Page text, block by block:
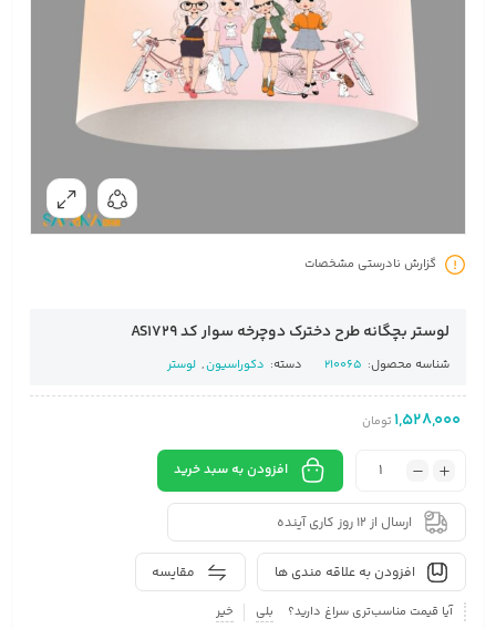
گزارش نادرستی مشخصات
لوستر بچگانه طرح دخترک دوچرخه سوار کد AS1729
شناسه محصول: 210065 دسته: دکوراسیون, لوستر
1,528,000 تومان
افزودن به سبد خرید
ارسال از 12 روز کاری آینده
مقایسه افزودن به علاقه مندی ها
آیا قیمت مناسب‌تری سراغ دارید؟ بلی خیر